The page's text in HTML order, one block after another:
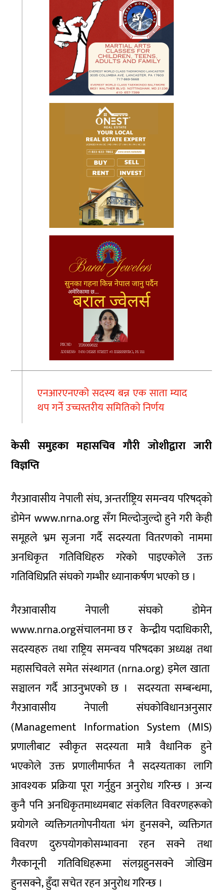
एनआरएनएको सदस्य बन्न एक साता म्याद
थप गर्ने उच्चस्तरीय समितिको निर्णय
केसी समुहका महासचिव गौरी जोशीद्वारा जारी
विज्ञप्ति
गैरआवासीय नेपाली संघ, अन्तर्राष्ट्रिय समन्वय परिषद्को
डोमेन www.nrna.org सँग मिल्दोजुल्दो हुने गरी केही
समूहले भ्रम सृजना गर्दै सदस्यता वितरणको नाममा
अनधिकृत गतिविधिहरु गरेको पाइएकोले उक्त
गतिविधिप्रति संघको गम्भीर ध्यानाकर्षण भएको छ ।
गैरआवासीय नेपाली संघको डोमेन
www.nrna.orgसंचालनमा छ र केन्द्रीय पदाधिकारी,
सदस्यहरु तथा राष्ट्रिय समन्वय परिषदका अध्यक्ष तथा
महासचिवले समेत संस्थागत (nrna.org) इमेल खाता
सञ्चालन गर्दै आउनुभएको छ । सदस्यता सम्बन्धमा,
गैरआवासीय नेपाली संघकोविधानअनुसार
(Management Information System (MIS)
प्रणालीबाट स्वीकृत सदस्यता मात्रै वैधानिक हुने
भएकोले उक्त प्रणालीमार्फत नै सदस्यताका लागि
आवश्यक प्रक्रिया पूरा गर्नुहुन अनुरोध गरिन्छ । अन्य
कुनै पनि अनधिकृतमाध्यमबाट संकलित विवरणहरूको
प्रयोगले व्यक्तिगतगोपनीयता भंग हुनसक्ने, व्यक्तिगत
विवरण दुरुपयोगकोसम्भावना रहन सक्ने तथा
गैरकानूनी गतिविधिहरूमा संलग्नहुनसक्ने जोखिम
हुनसक्ने, हुँदा सचेत रहन अनुरोध गरिन्छ ।